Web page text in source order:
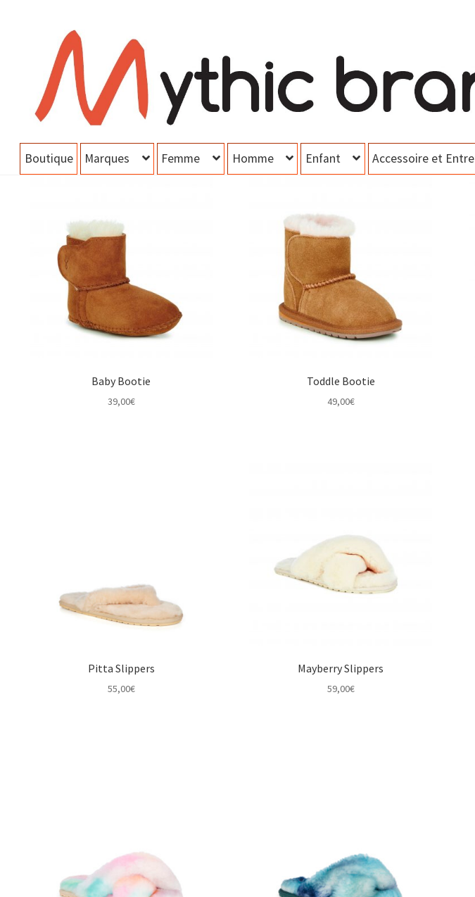
navigation
contenu
Boutique Marques Femme Homme Enfant Accessoire et
Baby Bootie
39,00€
Toddle Bootie
49,00€
Pitta Slippers
55,00€
Mayberry Slippers
59,00€